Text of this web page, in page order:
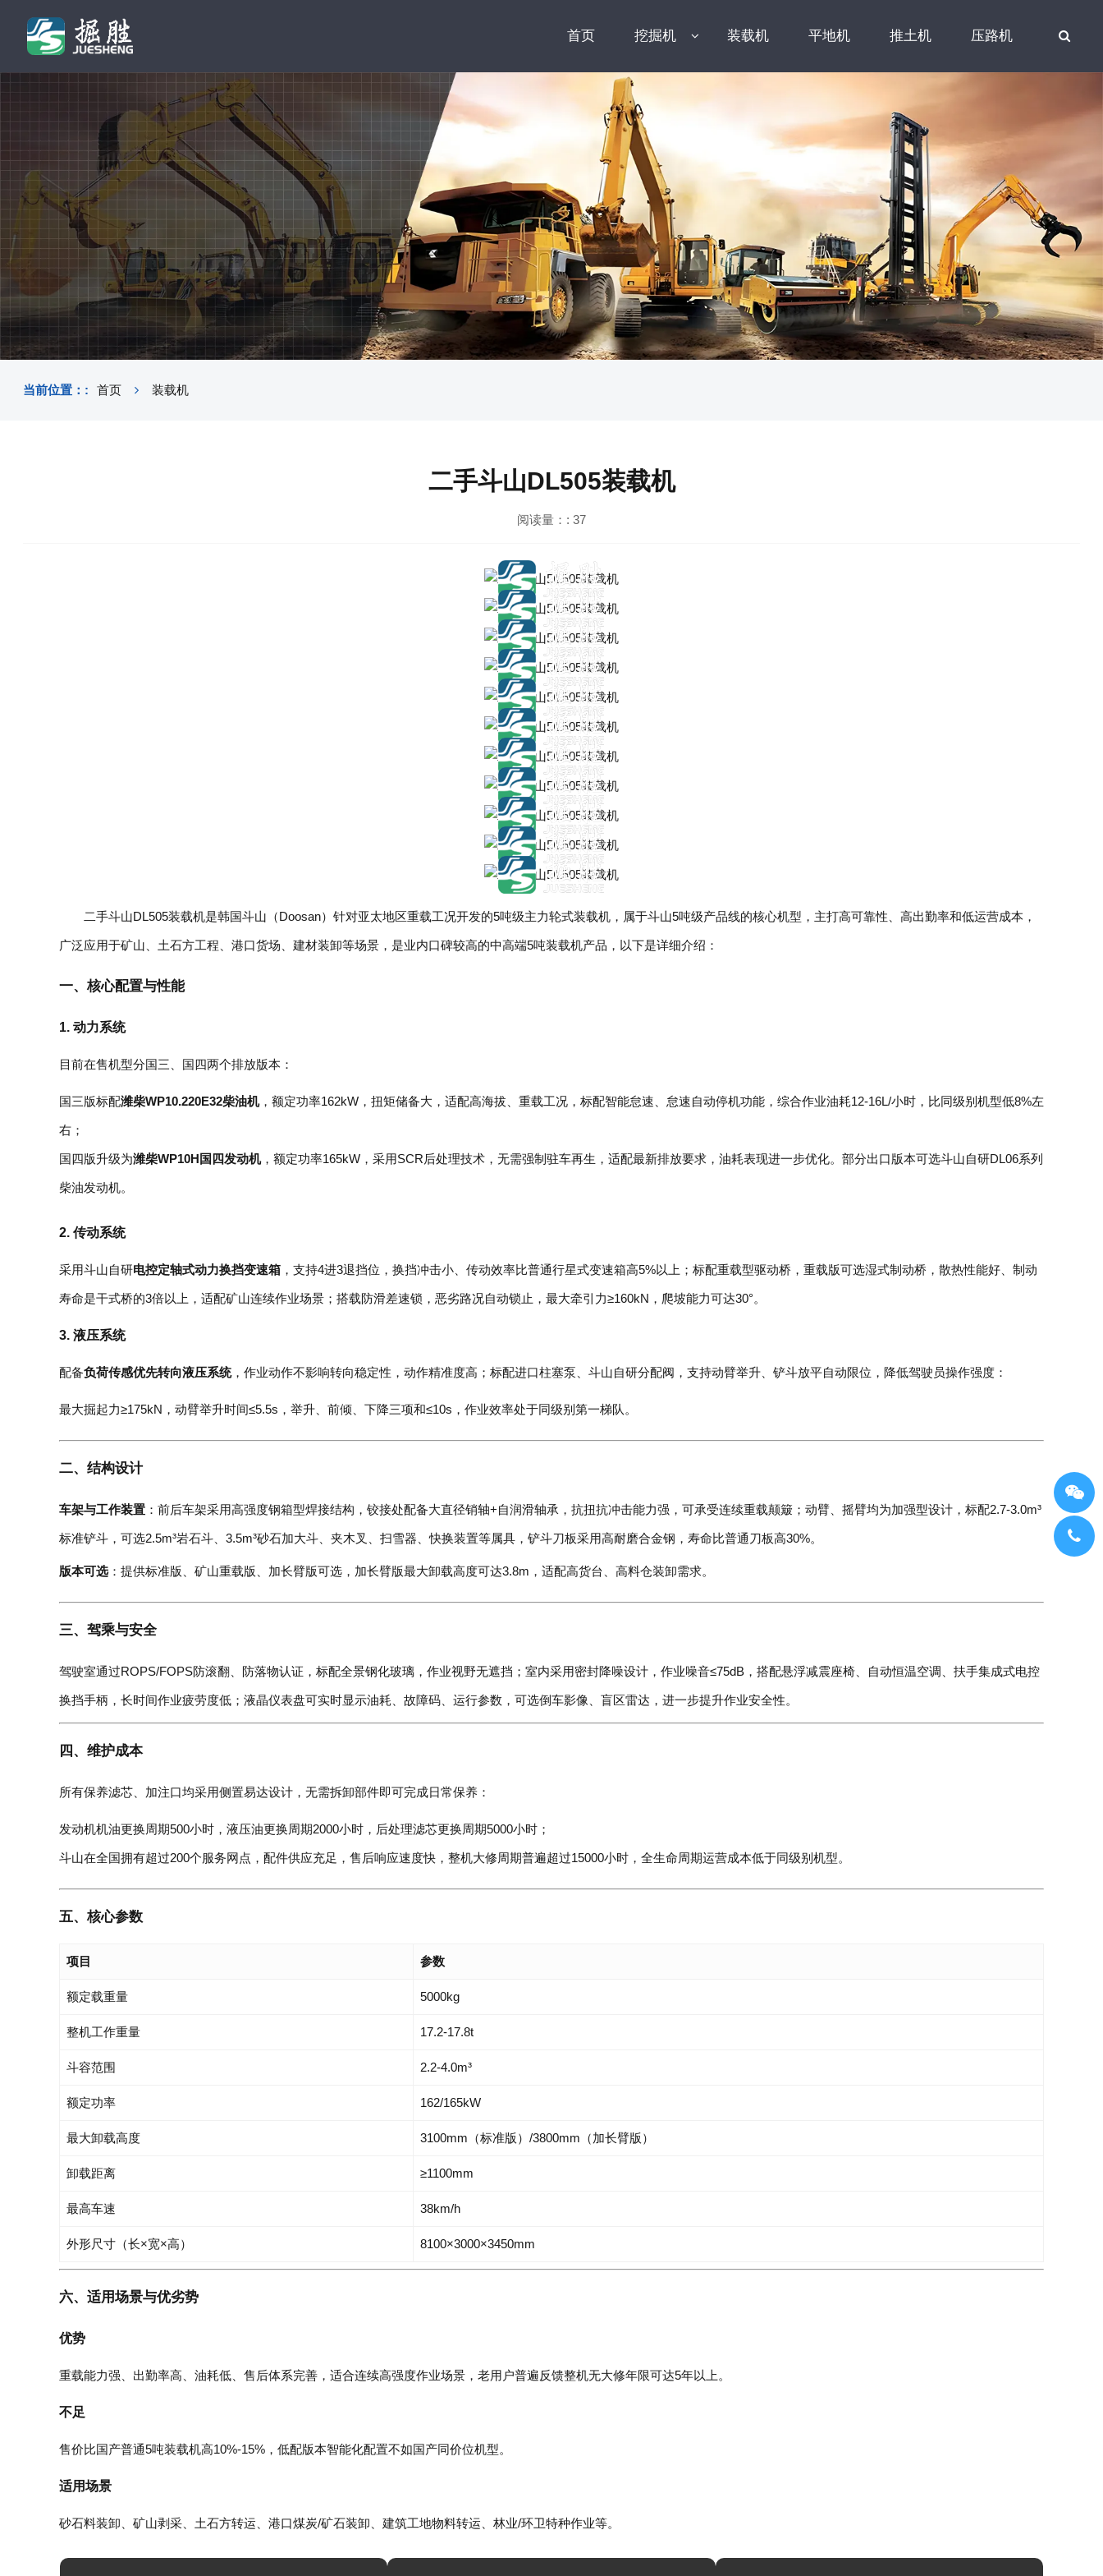
首页 挖掘机 装载机 平地机 推土机 压路机
当前位置：: 首页 装载机
二手斗山DL505装载机
阅读量：: 37
二手斗山DL505装载机是韩国斗山（Doosan）针对亚太地区重载工况开发的5吨级主力轮式装载机，属于斗山5吨级产品线的核心机型，主打高可靠性、高出勤率和低运营成本，
广泛应用于矿山、土石方工程、港口货场、建材装卸等场景，是业内口碑较高的中高端5吨装载机产品，以下是详细介绍：
一、核心配置与性能
1. 动力系统
目前在售机型分国三、国四两个排放版本：
国三版标配潍柴WP10.220E32柴油机，额定功率162kW，扭矩储备大，适配高海拔、重载工况，标配智能怠速、怠速自动停机功能，综合作业油耗12-16L/小时，比同级别机型低8%左
右；
国四版升级为潍柴WP10H国四发动机，额定功率165kW，采用SCR后处理技术，无需强制驻车再生，适配最新排放要求，油耗表现进一步优化。部分出口版本可选斗山自研DL06系列
柴油发动机。
2. 传动系统
采用斗山自研电控定轴式动力换挡变速箱 ，支持4进3退挡位，换挡冲击小、传动效率比普通行星式变速箱高5%以上；标配重载型驱动桥，重载版可选湿式制动桥，散热性能好、制动
寿命是干式桥的3倍以上，适配矿山连续作业场景；搭载防滑差速锁，恶劣路况自动锁止，最大牵引力≥160kN，爬坡能力可达30°。
3. 液压系统
配备负荷传感优先转向液压系统，作业动作不影响转向稳定性，动作精准度高；标配进口柱塞泵、斗山自研分配阀，支持动臂举升、铲斗放平自动限位，降低驾驶员操作强度：
最大掘起力≥175kN，动臂举升时间≤5.5s，举升、前倾、下降三项和≤10s，作业效率处于同级别第一梯队。
二、结构设计
车架与工作装置 ：前后车架采用高强度钢箱型焊接结构，铰接处配备大直径销轴+自润滑轴承，抗扭抗冲击能力强，可承受连续重载颠簸；动臂、摇臂均为加强型设计，标配2.7-3.0m³
标准铲斗，可选2.5m³岩石斗、3.5m³砂石加大斗、夹木叉、扫雪器、快换装置等属具，铲斗刀板采用高耐磨合金钢，寿命比普通刀板高30%。
版本可选：提供标准版、矿山重载版、加长臂版可选，加长臂版最大卸载高度可达3.8m，适配高货台、高料仓装卸需求。
三、驾乘与安全
驾驶室通过ROPS/FOPS防滚翻、防落物认证，标配全景钢化玻璃，作业视野无遮挡；室内采用密封降噪设计，作业噪音≤75dB，搭配悬浮减震座椅、自动恒温空调、扶手集成式电控
换挡手柄，长时间作业疲劳度低；液晶仪表盘可实时显示油耗、故障码、运行参数，可选倒车影像、盲区雷达，进一步提升作业安全性。
四、维护成本
所有保养滤芯、加注口均采用侧置易达设计，无需拆卸部件即可完成日常保养：
发动机机油更换周期500小时，液压油更换周期2000小时，后处理滤芯更换周期5000小时；
斗山在全国拥有超过200个服务网点，配件供应充足，售后响应速度快，整机大修周期普遍超过15000小时，全生命周期运营成本低于同级别机型。
五、核心参数
项目 参数
额定载重量 5000kg
整机工作重量 17.2-17.8t
斗容范围 2.2-4.0m³
额定功率 162/165kW
最大卸载高度 3100mm（标准版）/3800mm（加长臂版）
卸载距离 ≥1100mm
最高车速 38km/h
外形尺寸（长×宽×高） 8100×3000×3450mm
六、适用场景与优劣势
优势
重载能力强、出勤率高、油耗低、售后体系完善，适合连续高强度作业场景，老用户普遍反馈整机无大修年限可达5年以上。
不足
售价比国产普通5吨装载机高10%-15%，低配版本智能化配置不如国产同价位机型。
适用场景
砂石料装卸、矿山剥采、土石方转运、港口煤炭/矿石装卸、建筑工地物料转运、林业/环卫特种作业等。